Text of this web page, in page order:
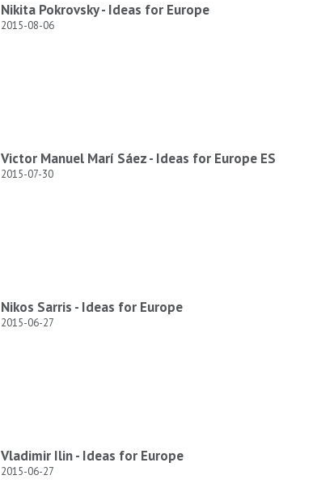
Nikita Pokrovsky - Ideas for Europe
2015-08-06
Victor Manuel Marí Sáez - Ideas for Europe ES
2015-07-30
Nikos Sarris - Ideas for Europe
2015-06-27
Vladimir Ilin - Ideas for Europe
2015-06-27